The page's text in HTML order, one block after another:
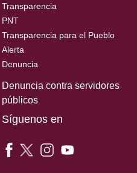
Transparencia
PNT
Transparencia para el Pueblo
Alerta
Denuncia
Denuncia contra servidores
públicos
Síguenos en